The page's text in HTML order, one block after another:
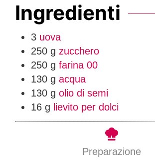
Ingredienti
3 uova
250 g zucchero
250 g farina 00
130 g acqua
130 g olio di semi
16 g lievito per dolci
Preparazione